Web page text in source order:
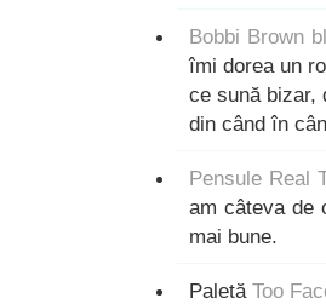
Bobbi Brown
îmi dorea un
ce sună bizar,
din când în
Pensule Real
am câteva de
mai bune.
PaletăToo